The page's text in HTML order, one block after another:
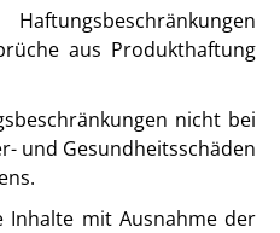
aus Produkthaftung
nicht bei
und Gesundheitsschäden
mit Ausnahme der